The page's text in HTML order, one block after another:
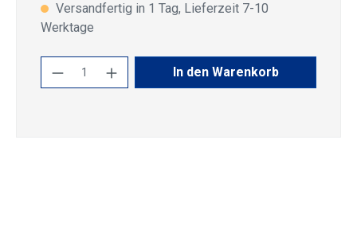
Versandfertig in 1 Tag, Lieferzeit 7-10
Werktage
Produkt Anzahl: Gib den gewünschten
In den Warenkorb